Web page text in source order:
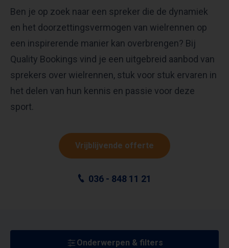
Ben je op zoek naar een spreker die de dynamiek
en het doorzettingsvermogen van wielrennen op
een inspirerende manier kan overbrengen? Bij
Quality Bookings vind je een uitgebreid aanbod van
sprekers over wielrennen, stuk voor stuk ervaren in
het delen van hun kennis en passie voor deze
sport.
Vrijblijvende offerte
036 - 848 11 21
Onderwerpen & filters